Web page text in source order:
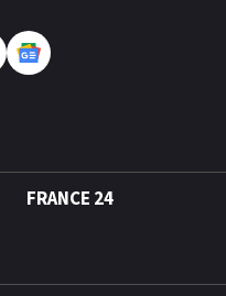
FRANCE 24